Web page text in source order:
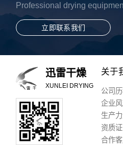
Professional drying
立即联系我们
迅雷干燥
XUNLEI DRYING
关于
公司
企业
生产
资质
合作